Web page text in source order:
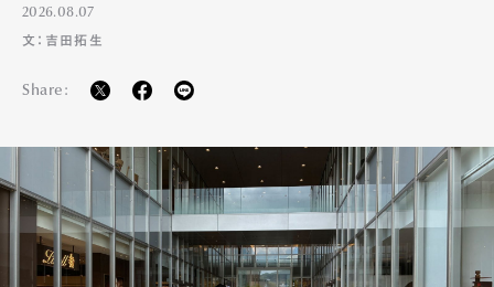
Pen Membership
Magazine
Official Columnist
About
Contact
2026.08.07
文：吉田拓生
Share: